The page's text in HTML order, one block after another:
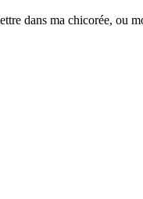
dans ma chicorée, ou